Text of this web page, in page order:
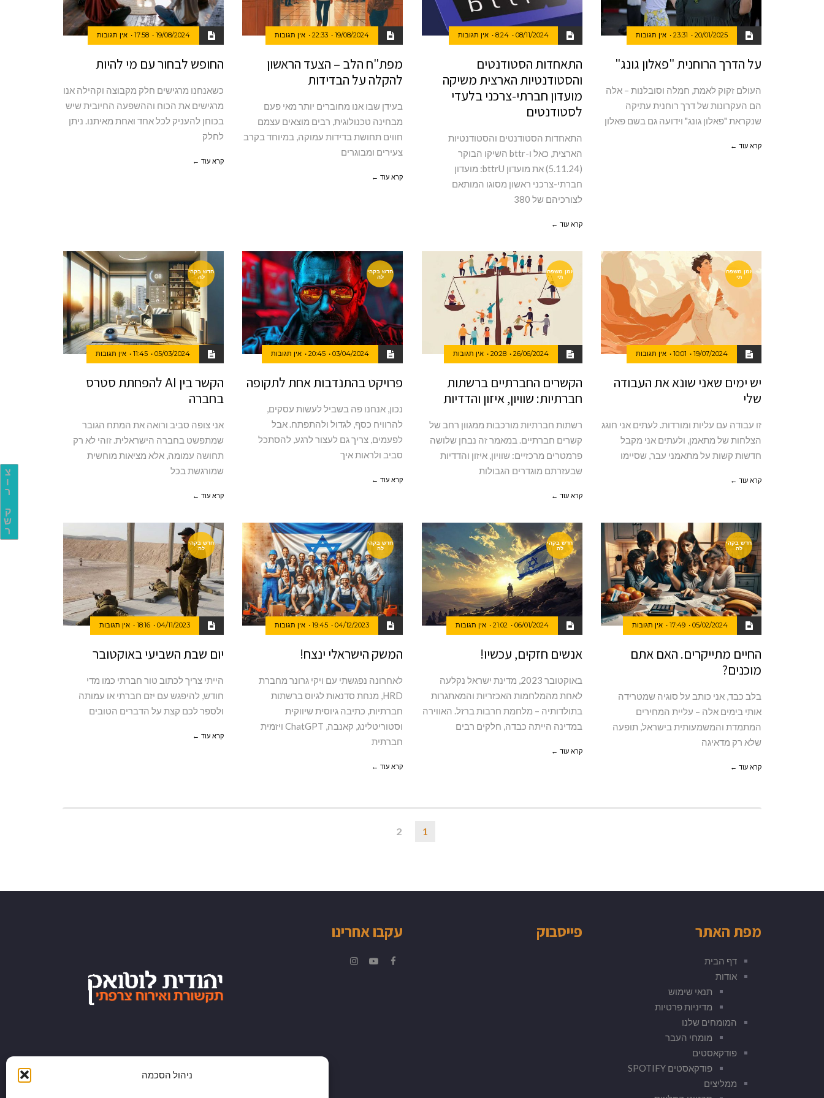
ניהול הסכמה
צ
ו
ר
ק
ש
ר
20/01/2025
23:31 אין תגובות
על הדרך הרוחנית "פאלון גונג"
העולם זקוק לאמת, חמלה וסובלנות – אלה
הם העקרונות של דרך רוחנית עתיקה
שנקראת "פאלון גונג" וידועה גם בשם פאלון
קרא עוד ←
08/11/2024
8:24 אין תגובות
התאחדות הסטודנטים
והסטודנטיות הארצית משיקה
מועדון חברתי-צרכני בלעדי
לסטודנטים
התאחדות הסטודנטים והסטודנטיות
הארצית, כאל ו-bttr השיקו הבוקר
(5.11.24) את מועדון bttrU: מועדון
חברתי-צרכני ראשון מסוגו המותאם
לצורכיהם של 380
קרא עוד ←
19/08/2024
22:33 אין תגובות
מפת"ח הלב – הצעד הראשון
להקלה על הבדידות
בעידן שבו אנו מחוברים יותר מאי פעם
מבחינה טכנולוגית, רבים מוצאים עצמם
חווים תחושת בדידות עמוקה, במיוחד בקרב
צעירים ומבוגרים
קרא עוד ←
19/08/2024
17:58 אין תגובות
החופש לבחור עם מי להיות
כשאנחנו מרגישים חלק מקבוצה וקהילה אנו
מרגישים את הכוח וההשפעה החיובית שיש
בכוחן להעניק לכל אחד ואחת מאיתנו. ניתן
לחלק
קרא עוד ←
זמן משפח
תי
19/07/2024
10:01 אין תגובות
יש ימים שאני שונא את העבודה
שלי
זו עבודה עם עליות ומורדות. לעתים אני חוגג
הצלחות של מתאמן, ולעתים אני מקבל
חדשות קשות על מתאמני עבר, שסיימו
קרא עוד ←
זמן משפח
תי
26/06/2024
20:28 אין תגובות
הקשרים החברתיים ברשתות
חברתיות: שוויון, איזון והדדיות
רשתות חברתיות מורכבות ממגוון רחב של
קשרים חברתיים. במאמר זה נבחן שלושה
פרמטרים מרכזיים: שוויון, איזון והדדיות
שבעזרתם מוגדרים הגבולות
קרא עוד ←
חדש בקהי
לה
03/04/2024
20:45 אין תגובות
פרויקט בהתנדבות אחת לתקופה
נכון, אנחנו פה בשביל לעשות עסקים,
להרוויח כסף, לגדול ולהתפתח. אבל
לפעמים, צריך גם לעצור לרגע, להסתכל
סביב ולראות איך
קרא עוד ←
חדש בקהי
לה
05/03/2024
11:45 אין תגובות
הקשר בין AI להפחתת סטרס
בחברה
אני צופה סביב ורואה את המתח הגובר
שמתפשט בחברה הישראלית. זוהי לא רק
תחושה עמומה, אלא מציאות מוחשית
שמורגשת בכל
קרא עוד ←
חדש בקהי
לה
05/02/2024
17:49 אין תגובות
החיים מתייקרים. האם אתם
מוכנים?
בלב כבד, אני כותב על סוגיה שמטרידה
אותי בימים אלה – עליית המחירים
המתמדת והמשמעותית בישראל, תופעה
שלא רק מדאיגה
קרא עוד ←
חדש בקהי
לה
06/01/2024
21:02 אין תגובות
אנשים חזקים, עכשיו!
באוקטובר 2023, מדינת ישראל נקלעה
לאחת מהמלחמות האכזריות והמאתגרות
בתולדותיה – מלחמת חרבות ברזל. האווירה
במדינה הייתה כבדה, חלקים רבים
קרא עוד ←
חדש בקהי
לה
04/12/2023
19:45 אין תגובות
המשק הישראלי ינצח!
לאחרונה נפגשתי עם ויקי גרונר מחברת
HRD, מנחת סדנאות לגיוס ברשתות
חברתיות, כתיבה גיוסית שיווקית
וסטוריטלינג, קאנבה, ChatGPT ויזמית
חברתית
קרא עוד ←
חדש בקהי
לה
04/11/2023
18:16 אין תגובות
יום שבת השביעי באוקטובר
הייתי צריך לכתוב טור חברתי כמו מדי
חודש, להיפגש עם יזם חברתי או עמותה
ולספר לכם קצת על הדברים הטובים
קרא עוד ←
1
2
מפת האתר
דף הבית
אודות
תנאי שימוש
מדיניות פרטיות
המומחים שלנו
מומחי העבר
פודקאסטים
פודקאסטים SPOTIFY
ממליצים
פייסבוק עקבו אחרינו